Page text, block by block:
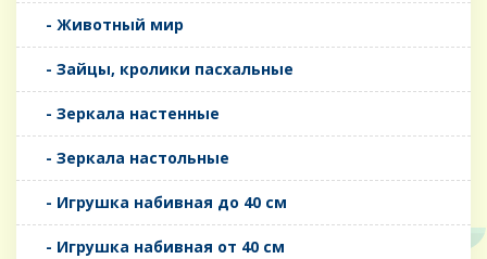
- Животный мир
- Зайцы, кролики пасхальные
- Зеркала настенные
- Зеркала настольные
- Игрушка набивная до 40 см
- Игрушка набивная от 40 см